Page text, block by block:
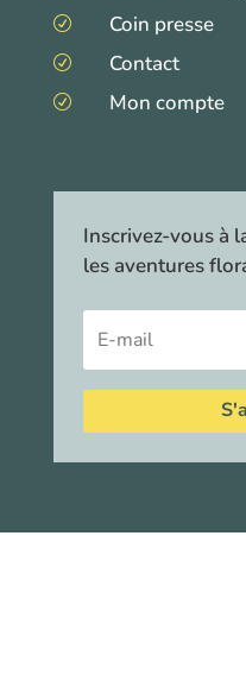
R Coin presse
R Contact
R Mon compte
Inscrivez-vous à
les aventures